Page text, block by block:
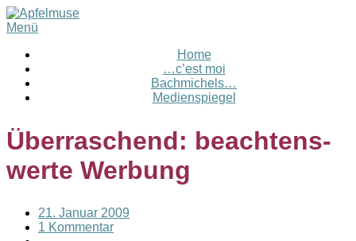
Menü
Home
…c’est moi
Bachmichels…
Medienspiegel
Überraschend: beachtens-
werte Werbung
21. Januar 2009
1 Kommentar